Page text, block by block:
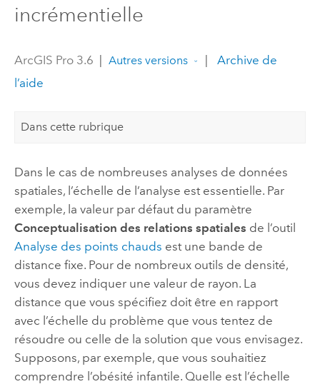
incrémentielle
ArcGIS Pro 3.6 Autres versions
Archive de
l’aide
Dans cette rubrique
Dans le cas de nombreuses analyses de données
spatiales, l’échelle de l’analyse est essentielle. Par
exemple, la valeur par défaut du paramètre
Conceptualisation des relations spatiales de l’outil
Analyse des points chauds est une bande de
distance fixe. Pour de nombreux outils de densité,
vous devez indiquer une valeur de rayon. La
distance que vous spécifiez doit être en rapport
avec l’échelle du problème que vous tentez de
résoudre ou celle de la solution que vous envisagez.
Supposons, par exemple, que vous souhaitiez
comprendre l’obésité infantile. Quelle est l’échelle